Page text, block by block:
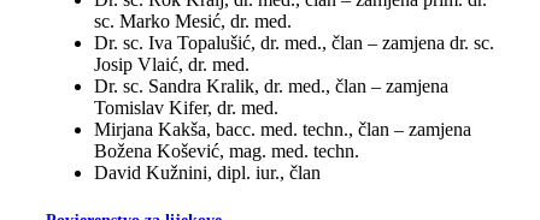
sc. Marko Mesić, dr. med.
Dr. sc. Iva Topalušić, dr. med., član – zamjena dr. sc.
Josip Vlaić, dr. med.
Dr. sc. Sandra Kralik, dr. med., član – zamjena
Tomislav Kifer, dr. med.
Mirjana Kakša, bacc. med. techn., član – zamjena
Božena Košević, mag. med. techn.
David Kužnini, dipl. iur., član